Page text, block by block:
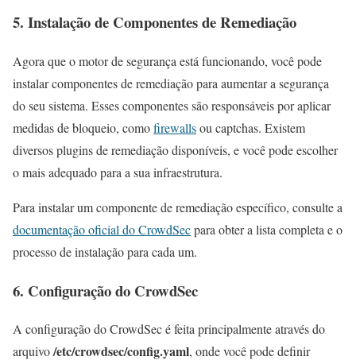
5. Instalação de Componentes de Remediação
Agora que o motor de segurança está funcionando, você pode
instalar componentes de remediação para aumentar a segurança
do seu sistema. Esses componentes são responsáveis por aplicar
medidas de bloqueio, comofirewallsou captchas. Existem
diversos plugins de remediação disponíveis, e você pode escolher
o mais adequado para a sua infraestrutura.
Para instalar um componente de remediação específico, consulte a
documentação oficial do CrowdSecpara obter a lista completa e o
processo de instalação para cada um.
6. Configuração do CrowdSec
A configuração do CrowdSec é feita principalmente através do
arquivo/etc/crowdsec/config.yaml, onde você pode definir